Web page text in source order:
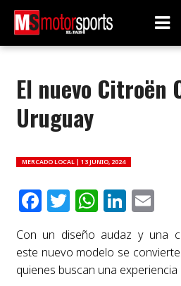
El nuevo Citroën
Uruguay
MERCADO LOCAL | 13 JUNIO, 2024
Facebook
Twitter
Con un diseño audaz y una
este nuevo modelo se
quienes buscan una